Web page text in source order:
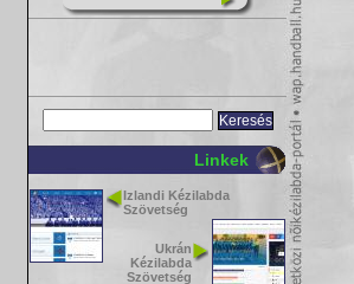
Linkek
Izlandi Kézilabda
Szövetség
Ukrán
Kézilabda
Szövetség